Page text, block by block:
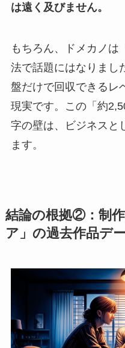
は遠く及びません。
もちろん、ドメカノは
法で話題にはなりまし
盤だけで回収できるレ
現実です。この「約
字の壁は、ビジネスと
ます。
結論の根拠②：制
ア」の過去作品デ